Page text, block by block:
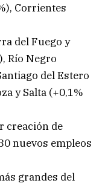
Corrientes
del Fuego y
Río Negro
del Estero
y Salta (+0,1%
creación de
nuevos empleos
grandes del